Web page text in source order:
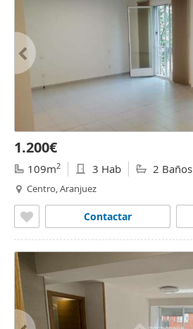
1.200€
109m2 3 Hab 2 Baños
Centro, Aranjuez
Contactar